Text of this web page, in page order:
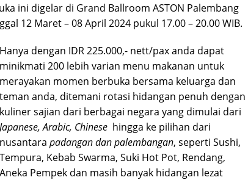
ini digelar di Grand Ballroom ASTON Palembang
12 Maret – 08 April 2024 pukul 17.00 – 20.00 WIB.
Hanya dengan IDR 225.000,- nett/pax anda dapat
minikmati 200 lebih varian menu makanan untuk
merayakan momen berbuka bersama keluarga dan
teman anda, ditemani rotasi hidangan penuh dengan
kuliner sajian dari berbagai negara yang dimulai dari
Japanese, Arabic, Chinese hingga ke pilihan dari
nusantara padangan dan palembangan, seperti Sushi,
Tempura, Kebab Swarma, Suki Hot Pot, Rendang,
Aneka Pempek dan masih banyak hidangan lezat